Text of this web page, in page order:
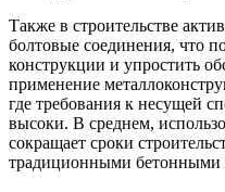
Также в строительстве
болтовые соединения, что
конструкции и упростить
применение
где требования к несущей
высоки. В среднем,
сокращает сроки
традиционными